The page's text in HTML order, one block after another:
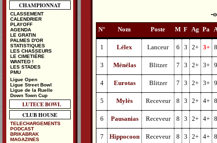
N° Nom Poste M F Ag Pa
1 Lélex Lanceur 6 3 2+ 3+
3 Ménélas Blitzer 7 3 2+ 3+
4 Eurotas Blitzer 7 3 2+ 3+
5 Mylès Receveur 8 3 2+ 4+
6 Pausanias Receveur 8 3 2+ 4+
7 Hippocoon Receveur 8 3 2+ 4+
CHAMPIONNAT
CLASSEMENT
CALENDRIER
PLAYOFF
AGENDA
LE GRATIN
PALMES D'OR
STATISTIQUES
LES CHASSEURS
LE CIMETIÈRE
WANTED !
LES STADES
PMU
Ligue Open
Ligue Street Bowl
Ligue de la Ruelle
Down Town Cup
LUTECE BOWL
CLUB HOUSE
TELECHARGEMENTS
PODCAST
BRIKABRAK
MAGAZINES